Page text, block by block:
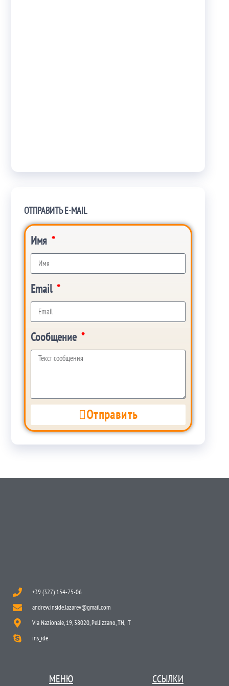
ОТПРАВИТЬ E-MAIL
Имя
Email
Сообщение
Отправить
+39 (327) 154-75-06
andrew.inside.lazarev@gmail.com
Via Nazionale, 19, 38020, Pellizzano, TN, IT
ins_ide
МЕНЮ ССЫЛКИ